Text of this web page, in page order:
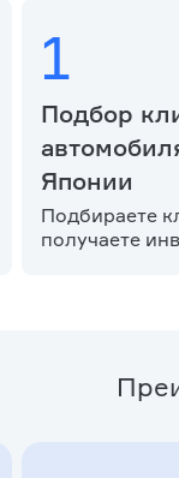
1
Подбор
Японии
Подбираете
получаете